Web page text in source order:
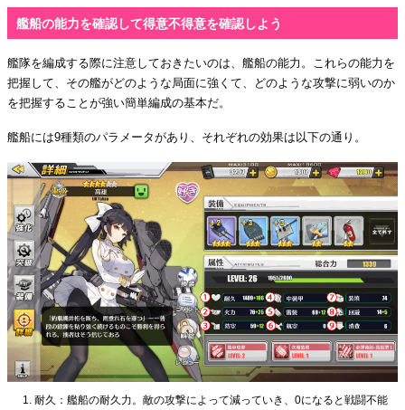
艦船の能力を確認して得意不得意を確認しよう
艦隊を編成する際に注意しておきたいのは、艦船の能力。これらの能力を
把握して、その艦がどのような局面に強くて、どのような攻撃に弱いのか
を把握することが強い簡単編成の基本だ。
艦船には9種類のパラメータがあり、それぞれの効果は以下の通り。
耐久：艦船の耐久力。敵の攻撃によって減っていき、0になると戦闘不能